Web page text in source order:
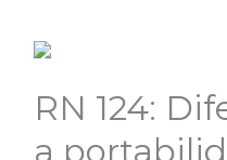
RN 124:
a